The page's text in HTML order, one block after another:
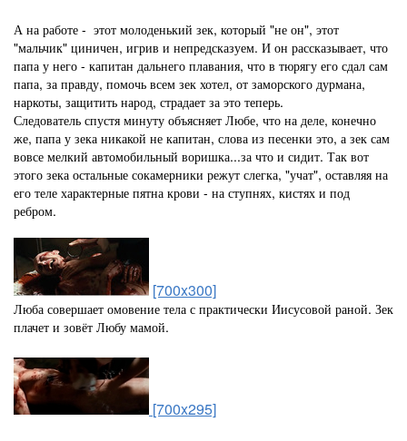
А на работе - этот молоденький зек, который "не он", этот
"мальчик" циничен, игрив и непредсказуем. И он рассказывает, что
папа у него - капитан дальнего плавания, что в тюрягу его сдал сам
папа, за правду, помочь всем зек хотел, от заморского дурмана,
наркоты, защитить народ, страдает за это теперь.
Следователь спустя минуту объясняет Любе, что на деле, конечно
же, папа у зека никакой не капитан, слова из песенки это, а зек сам
вовсе мелкий автомобильный воришка...за что и сидит. Так вот
этого зека остальные сокамерники режут слегка, "учат", оставляя на
его теле характерные пятна крови - на ступнях, кистях и под
ребром.
[700x300]
Люба совершает омовение тела с практически Иисусовой раной. Зек
плачет и зовёт Любу мамой.
[700x295]